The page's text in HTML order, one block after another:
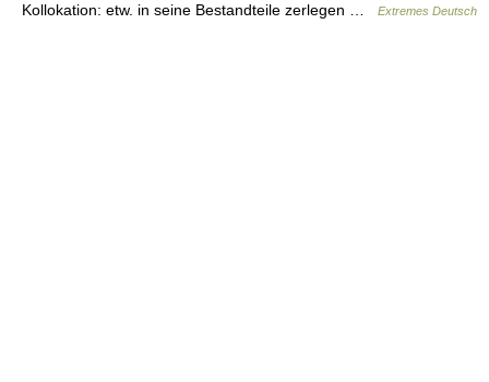
Kollokation: etw. in seine Bestandteile zerlegen …
Extremes Deutsch